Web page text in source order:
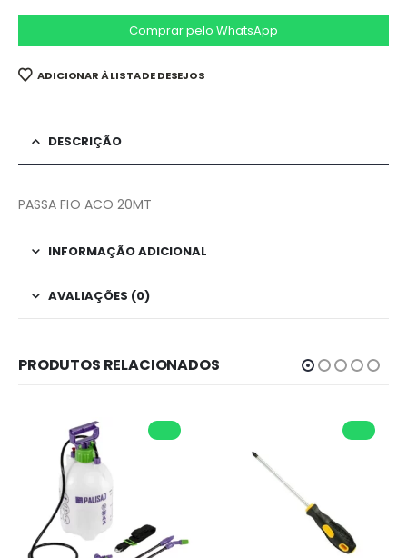
Comprar pelo WhatsApp
ADICIONAR À LISTA DE DESEJOS
DESCRIÇÃO
PASSA FIO ACO 20MT
INFORMAÇÃO ADICIONAL
AVALIAÇÕES (0)
PRODUTOS RELACIONADOS